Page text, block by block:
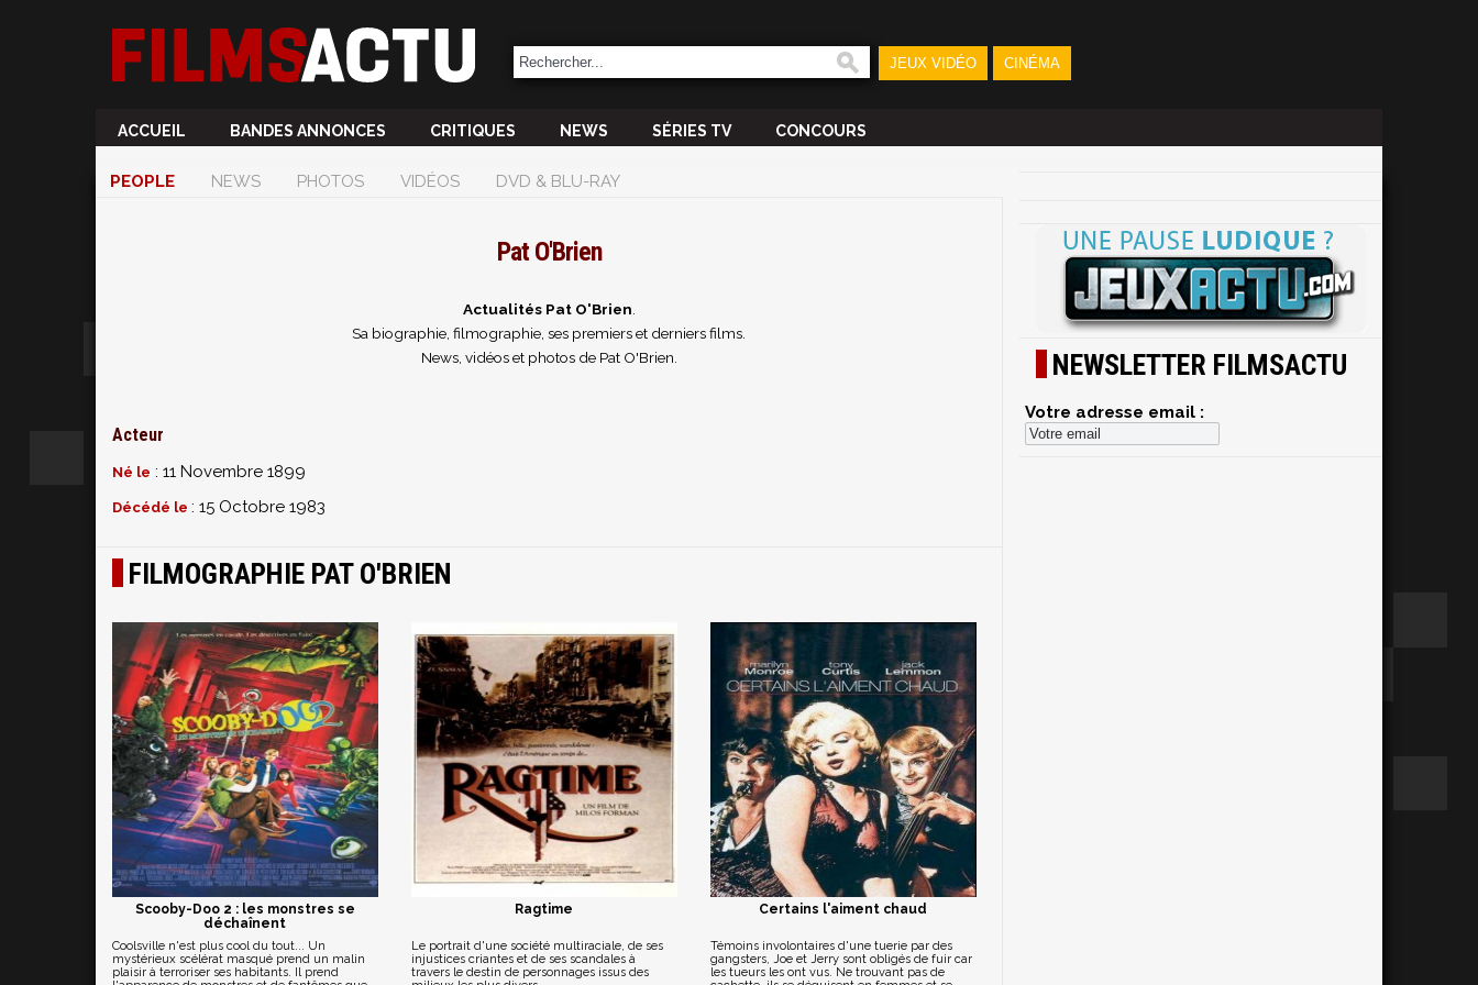
JEUX VIDÉO CINÉMA
ACCUEIL BANDES ANNONCES CRITIQUES NEWS SÉRIES TV CONCOURS
PEOPLE NEWS PHOTOS VIDÉOS DVD & BLU-RAY
Pat O'Brien
Actualités Pat O'Brien
Sa biographie, filmographie, ses premiers et derniers films.
News, vidéos et photos de Pat O'Brien.
Acteur
Né le : 11 Novembre 1899
Décédé le : 15 Octobre 1983
FILMOGRAPHIE PAT O'BRIEN
Scooby-Doo 2 : les monstres se
déchaînent
Coolsville n'est plus cool du tout... Un
mystérieux scélérat masqué prend un malin
plaisir à terroriser ses habitants. Il prend
Ragtime
Le portrait d'une société multiraciale, de ses
injustices criantes et de ses scandales à
travers le destin de personnages issus des
Certains l'aiment chaud
Témoins involontaires d'une tuerie par des
gangsters, Joe et Jerry sont obligés de fuir car
les tueurs les ont vus. Ne trouvant pas de
NEWSLETTER FILMSACTU
Votre adresse email :